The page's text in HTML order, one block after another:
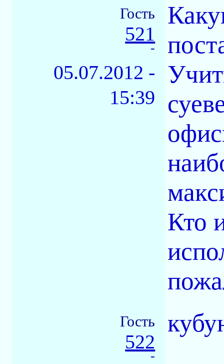
Гость
521
-
05.07.2012 -
15:39
Кто
Гость
522
-